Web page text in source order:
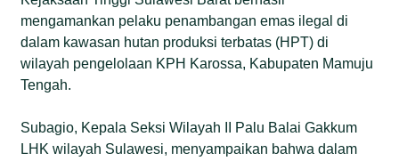
mengamankan pelaku penambangan emas ilegal di
dalam kawasan hutan produksi terbatas (HPT) di
wilayah pengelolaan KPH Karossa, Kabupaten Mamuju
Tengah.
Subagio, Kepala Seksi Wilayah II Palu Balai Gakkum
LHK wilayah Sulawesi, menyampaikan bahwa dalam